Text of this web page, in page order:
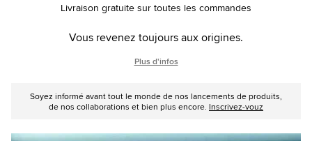
Livraison gratuite sur toutes les commandes
Vous revenez toujours aux origines.
Plus d'infos
Soyez informé avant tout le monde de nos lancements de produits,
de nos collaborations et bien plus encore. Inscrivez-vouz